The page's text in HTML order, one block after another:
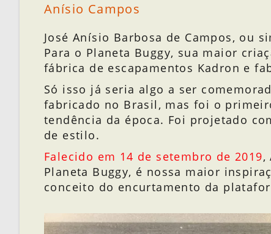
Anísio Campos
José Anísio Barbosa de Campos, ou
Para o Planeta Buggy, sua maior
fábrica de escapamentos Kadron e
Só isso já seria algo a ser
fabricado no Brasil, mas foi o
tendência da época. Foi projetado
de estilo.
Falecido em 14 de setembro de 2019,
Planeta Buggy, é nossa maior
conceito do encurtamento da